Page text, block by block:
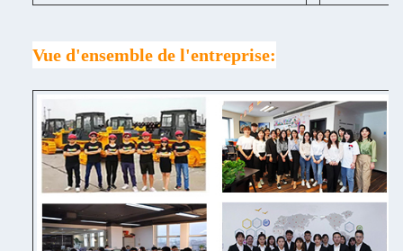
Vue d'ensemble de l'entreprise: